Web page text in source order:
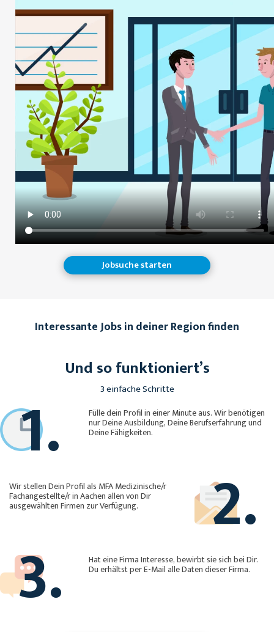
Jobsuche starten
Interessante Jobs in deiner Region finden
Und so funktioniert’s
3 einfache Schritte
1. Fülle dein Profil in einer Minute aus. Wir benötigen
nur Deine Ausbildung, Deine Berufserfahrung und
Deine Fähigkeiten.
2.
Wir stellen Dein Profil als MFA Medizinische/r
Fachangestellte/r in Aachen allen von Dir
ausgewählten Firmen zur Verfügung.
3. Hat eine Firma Interesse, bewirbt sie sich bei Dir.
Du erhältst per E-Mail alle Daten dieser Firma.